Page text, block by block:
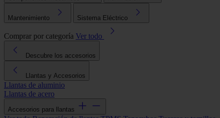
Mantenimiento Sistema Eléctrico
Comprar por categoría Ver todo
Descubre los accesorios
Llantas y Accesorios
Llantas de aluminio
Llantas de acero
Accesorios para llantas